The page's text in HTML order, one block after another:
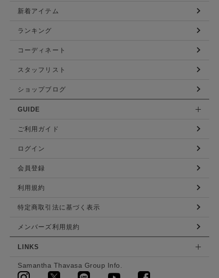
新着アイテム
ランキング
コーディネート
スタッフリスト
ショップブログ
GUIDE
ご利用ガイド
ログイン
会員登録
利用規約
特定商取引法に基づく表示
メンバーズ利用規約
LINKS
Samantha Thavasa Group Info.